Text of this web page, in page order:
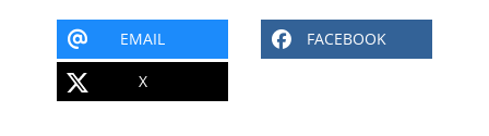
EMAIL FACEBOOK
X